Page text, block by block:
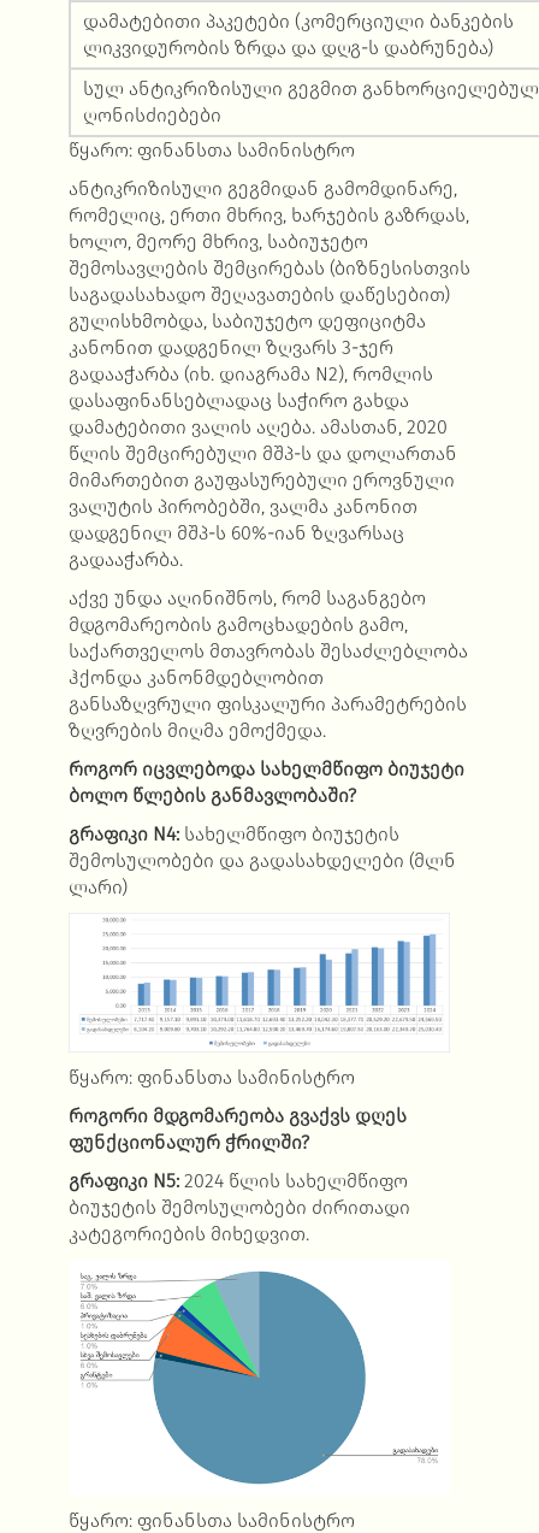
დამატებითი პაკეტები (კომერციული ბანკების
ლიკვიდურობის ზრდა და დღგ-ს დაბრუნება)
სულ ანტიკრიზისული გეგმით
ღონისძიებები
წყარო: ფინანსთა სამინისტრო
ანტიკრიზისული გეგმიდან გამომდინარე,
რომელიც, ერთი მხრივ, ხარჯების გაზრდას,
ხოლო, მეორე მხრივ, საბიუჯეტო
შემოსავლების შემცირებას (ბიზნესისთვის
საგადასახადო შეღავათების დაწესებით)
გულისხმობდა, საბიუჯეტო დეფიციტმა
კანონით დადგენილ ზღვარს 3-ჯერ
გადააჭარბა (იხ. დიაგრამა N2), რომლის
დასაფინანსებლადაც საჭირო გახდა
დამატებითი ვალის აღება. ამასთან, 2020
წლის შემცირებული მშპ-ს და დოლართან
მიმართებით გაუფასურებული ეროვნული
ვალუტის პირობებში, ვალმა კანონით
დადგენილ მშპ-ს 60%-იან ზღვარსაც
გადააჭარბა.
აქვე უნდა აღინიშნოს, რომ საგანგებო
მდგომარეობის გამოცხადების გამო,
საქართველოს მთავრობას შესაძლებლობა
ჰქონდა კანონმდებლობით
განსაზღვრული ფისკალური პარამეტრების
ზღვრების მიღმა ემოქმედა.
როგორ იცვლებოდა სახელმწიფო ბიუჯეტი
ბოლო წლების განმავლობაში?
გრაფიკიN4: სახელმწიფო ბიუჯეტის
შემოსულობები და გადასახდელები (მლნ
ლარი)
წყარო: ფინანსთა სამინისტრო
როგორი მდგომარეობა გვაქვს დღეს
ფუნქციონალურ ჭრილში?
გრაფიკიN5: 2024 წლის სახელმწიფო
ბიუჯეტის შემოსულობები ძირითადი
კატეგორიების მიხედვით.
წყარო: ფინანსთა სამინისტრო